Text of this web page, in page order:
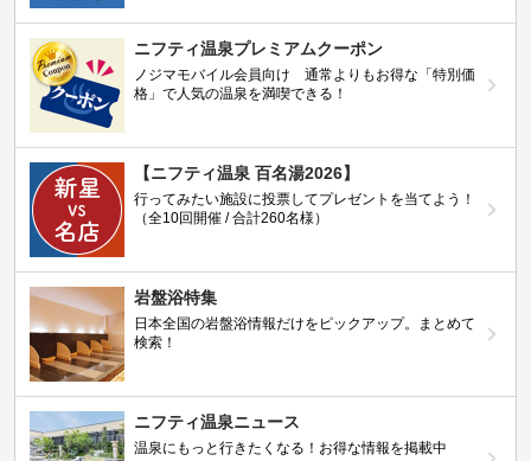
ニフティ温泉プレミアムクーポン
ノジマモバイル会員向け 通常よりもお得な「特別価
格」で人気の温泉を満喫できる！
【ニフティ温泉 百名湯2026】
行ってみたい施設に投票してプレゼントを当てよう！
（全10回開催 / 合計260名様）
岩盤浴特集
日本全国の岩盤浴情報だけをピックアップ。まとめて
検索！
ニフティ温泉ニュース
温泉にもっと行きたくなる！お得な情報を掲載中